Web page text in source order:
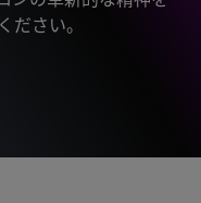
ださい。